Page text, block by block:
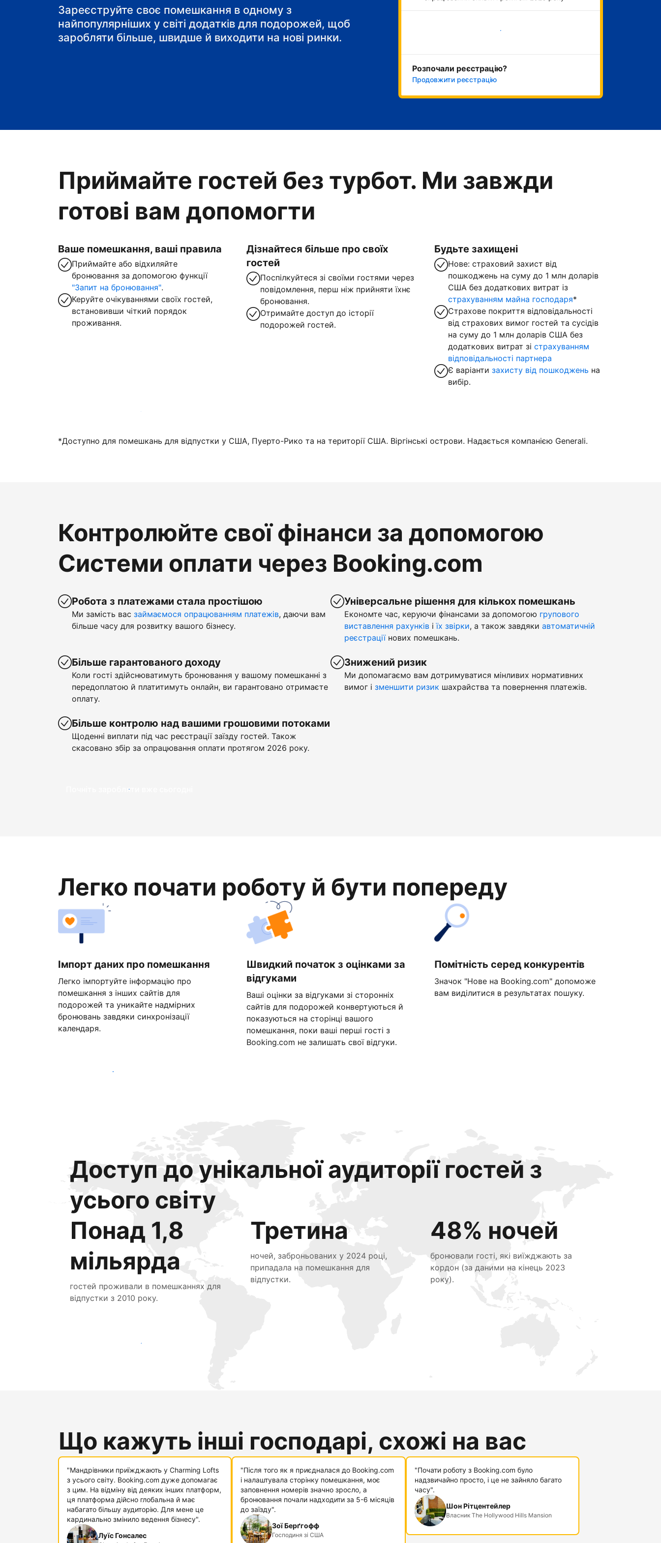
Зареєструйте своє помешкання в одному з
найпопулярніших у світі додатків для подорожей, щоб
заробляти більше, швидше й виходити на нові ринки.
Розпочати зараз
Розпочали реєстрацію?
Продовжити реєстрацію
Приймайте гостей без турбот. Ми завжди
готові вам допомогти
Ваше помешкання, ваші правила
Приймайте або відхиляйте
бронювання за допомогою функції
"Запит на бронювання".
Керуйте очікуваннями своїх гостей,
встановивши чіткий порядок
проживання.
Дізнайтеся більше про своїх
гостей
Поспілкуйтеся зі своїми гостями через
повідомлення, перш ніж прийняти їхнє
бронювання.
Отримайте доступ до історії
подорожей гостей.
Будьте захищені
Нове: страховий захист від
пошкоджень на суму до 1 млн доларів
США без додаткових витрат із
страхуванням майна господаря*
Страхове покриття відповідальності
від страхових вимог гостей та сусідів
на суму до 1 млн доларів США без
додаткових витрат зістрахуванням
відповідальності партнера
Є варіантизахисту від пошкоджень на
вибір.
Зареєструвати помешкання вже зараз
*Доступно для помешкань для відпустки у США, Пуерто-Рико та на території США. Віргінські острови. Надається компанією Generali.
Контролюйте свої фінанси за допомогою
Системи оплати через Booking.com
Робота з платежами стала простішою
Ми замість вас займаємося опрацюванням платежів, даючи вам
більше часу для розвитку вашого бізнесу.
Більше гарантованого доходу
Коли гості здійснюватимуть бронювання у вашому помешканні з
передоплатою й платитимуть онлайн, ви гарантовано отримаєте
оплату.
Більше контролю над вашими грошовими потоками
Щоденні виплати під час реєстрації заїзду гостей. Також
скасовано збір за опрацювання оплати протягом 2026 року.
Універсальне рішення для кількох помешкань
Економте час, керуючи фінансами за допомогою групового
виставлення рахунків іїх звірки, а також завдяки автоматичній
реєстраціїнових помешкань.
Знижений ризик
Ми допомагаємо вам дотримуватися мінливих нормативних
вимог і зменшити ризик шахрайства та повернення платежів.
Почніть заробляти вже сьогодні
Легко почати роботу й бути попереду
Імпорт даних про помешкання
Легко імпортуйте інформацію про
помешкання з інших сайтів для
подорожей та уникайте надмірних
бронювань завдяки синхронізації
календаря.
Швидкий початок з оцінками за
відгуками
Ваші оцінки за відгуками зі сторонніх
сайтів для подорожей конвертуються й
показуються на сторінці вашого
помешкання, поки ваші перші гості з
Booking.com не залишать свої відгуки.
Помітність серед конкурентів
Значок "Нове на Booking.com" допоможе
вам виділитися в результатах пошуку.
Розпочати вже сьогодні
Доступ до унікальної аудиторії гостей з
усього світу
Понад 1,8
мільярда
гостей проживали в помешканнях для
відпустки з 2010 року.
Третина
ночей, заброньованих у 2024 році,
припадала на помешкання для
відпустки.
48% ночей
бронювали гості, які виїжджають за
кордон (за даними на кінець 2023
року).
Привабити нових гостей вже сьогодні
Що кажуть інші господарі, схожі на вас
"Мандрівники приїжджають у Charming Lofts
з усього світу. Booking.com дуже допомагає
з цим. На відміну від деяких інших платформ,
ця платформа дійсно глобальна й має
набагато більшу аудиторію. Для мене це
кардинально змінило ведення бізнесу".
Луїс Гонсалес
"Після того як я приєдналася до Booking.com
і налаштувала сторінку помешкання, моє
заповнення номерів значно зросло, а
бронювання почали надходити за 5-6 місяців
до заїзду".
Зої Берґгофф
Господиня зі США
"Почати роботу з Booking.com було
надзвичайно просто, і це не зайняло багато
часу".
Шон Рітцентейлер
Власник The Hollywood Hills Mansion